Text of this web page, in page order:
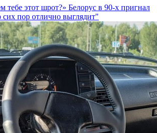
тебе этот шрот?» Белорус в 90-х пригнал
сих пор отлично выглядит"